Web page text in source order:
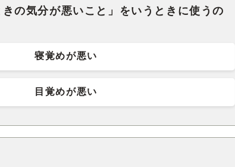
きの気分が悪いこと」をいうときに使うの
寝覚めが悪い
目覚めが悪い